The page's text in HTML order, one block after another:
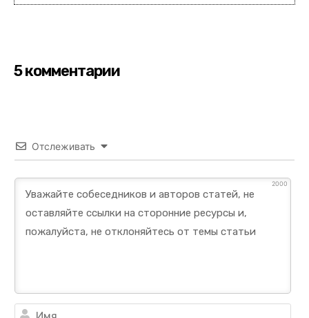
5 комментарии
Отслеживать
2000